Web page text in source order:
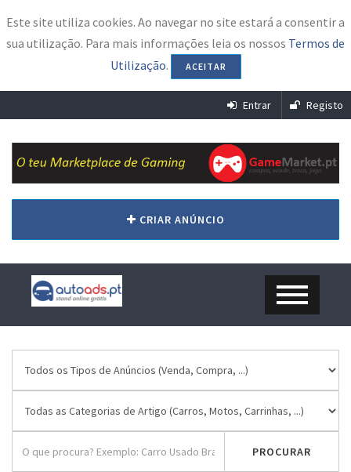
Este site utiliza cookies. Ao navegar no site estará a consentir a
sua utilização. Para mais informações leia os nossos Termos de
Utilização. ACEITAR
Entrar Registo
CRIAR ANÚNCIO